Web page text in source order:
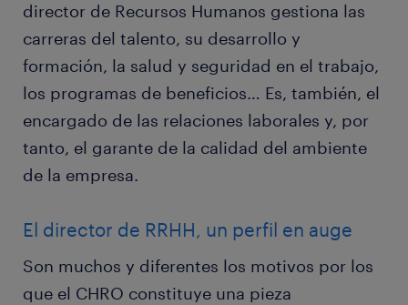
director de Recursos Humanos gestiona las
carreras del talento, su desarrollo y
formación, la salud y seguridad en el trabajo,
los programas de beneficios… Es, también, el
encargado de las relaciones laborales y, por
tanto, el garante de la calidad del ambiente
de la empresa.
El director de RRHH, un perfil en auge
Son muchos y diferentes los motivos por los
que el CHRO constituye una pieza